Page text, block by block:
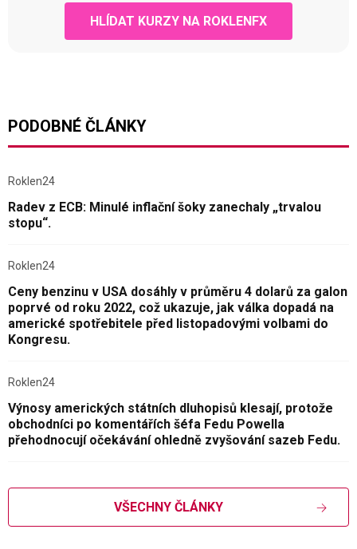
HLÍDAT KURZY NA ROKLENFX
PODOBNÉ ČLÁNKY
Roklen24
Radev z ECB: Minulé inflační šoky zanechaly „trvalou
stopu“.
Roklen24
Ceny benzinu v USA dosáhly v průměru 4 dolarů za galon
poprvé od roku 2022, což ukazuje, jak válka dopadá na
americké spotřebitele před listopadovými volbami do
Kongresu.
Roklen24
Výnosy amerických státních dluhopisů klesají, protože
obchodníci po komentářích šéfa Fedu Powella
přehodnocují očekávání ohledně zvyšování sazeb Fedu.
VŠECHNY ČLÁNKY